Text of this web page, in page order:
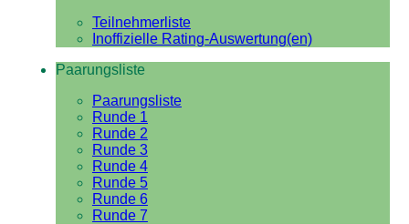
Teilnehmerliste
Inoffizielle Rating-Auswertung(en)
Paarungsliste
Paarungsliste
Runde 1
Runde 2
Runde 3
Runde 4
Runde 5
Runde 6
Runde 7